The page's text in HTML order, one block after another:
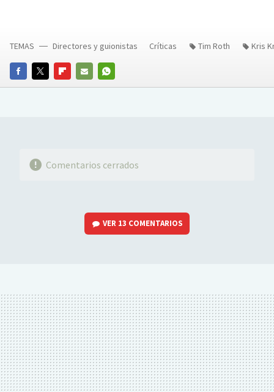
FACEBOOKTWITTERFLIPBOARD
E-
WHATSAPP
TEMAS Directores y guionistas Críticas Tim Roth Kris
Comentarios cerrados
VER 13 COMENTARIOS